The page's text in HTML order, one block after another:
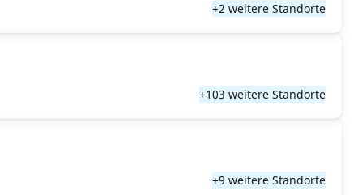
+2 weitere Standorte
+103 weitere Standorte
+9 weitere Standorte